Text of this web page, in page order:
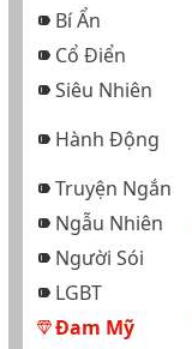
Bí Ẩn
Cổ Điển
Siêu Nhiên
Hành Động
Truyện Ngắn
Ngẫu Nhiên
Người Sói
LGBT
Đam Mỹ